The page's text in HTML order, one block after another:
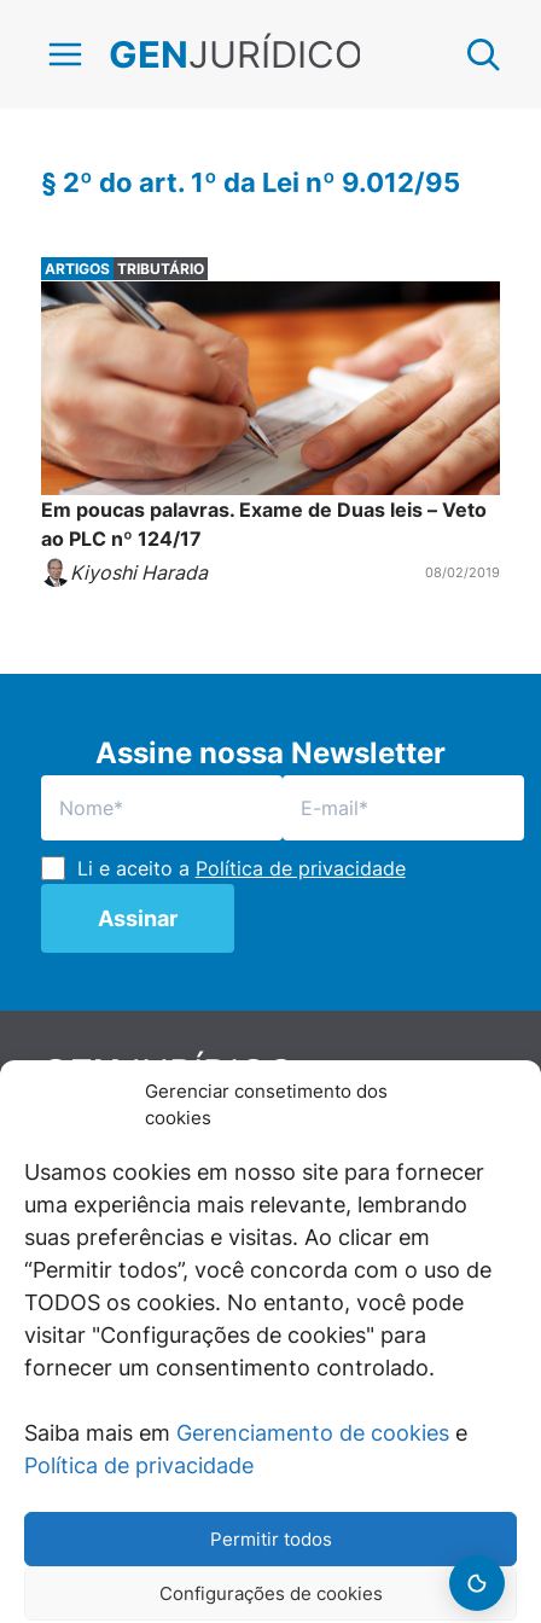
Gerenciar consetimento dos
cookies
Usamos cookies em nosso site para fornecer
uma experiência mais relevante, lembrando
suas preferências e visitas. Ao clicar em
“Permitir todos”, você concorda com o uso de
TODOS os cookies. No entanto, você pode
visitar "Configurações de cookies" para
fornecer um consentimento controlado.
Saiba mais em Gerenciamento de cookies e
Política de privacidade
Permitir todos
Configurações de cookies
GENJURÍDICO
§ 2º do art. 1º da Lei nº 9.012/95
ARTIGOS TRIBUTÁRIO
Em poucas palavras. Exame de Duas leis – Veto
ao PLC nº 124/17
Kiyoshi Harada
08/02/2019
Assine nossa Newsletter
Li e aceito a Política de privacidade
GENJURÍDICO
De maneira independente, os autores e
juristas e doutrinadores nacionais, se posicionam
diante de questões relevantes do cotidiano e
universo jurídico.
SIGA